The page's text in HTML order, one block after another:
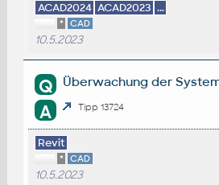
ACAD2024 ACAD2023 ...
* CAD
10.5.2023
Q Überwachung der
A Tipp 13724
Revit
* CAD
10.5.2023